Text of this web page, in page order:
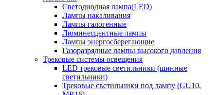
Светодиодная лампа(LED)
Лампы накаливания
Лампы галогенные
Люминесцентные лампы
Лампы энергосберегающие
Газоразрядные лампы высокого давления
Трековые системы освещения
LED трековые светильники (шинные
светильники)
Трековые светильники под лампу (GU10,